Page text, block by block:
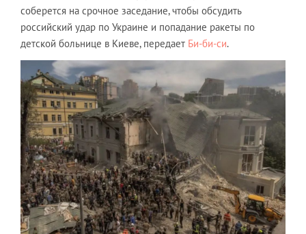
соберется на срочное заседание, чтобы обсудить
российский удар по Украине и попадание ракеты по
детской больнице в Киеве, передает Би-би-си.